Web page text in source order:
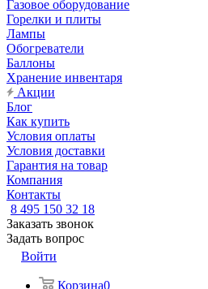
Газовое оборудование
Горелки и плиты
Лампы
Обогреватели
Баллоны
Хранение инвентаря
Акции
Блог
Как купить
Условия оплаты
Условия доставки
Гарантия на товар
Компания
Контакты
8 495 150 32 18
Заказать звонок
Задать вопрос
Войти
Корзина0